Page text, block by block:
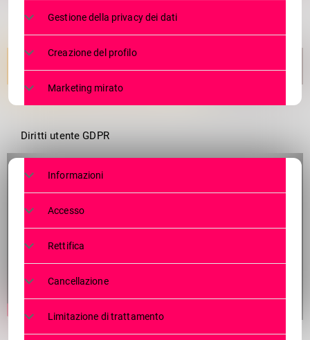
Gestione della privacy dei dati
Creazione del profilo
Marketing mirato
Diritti utente GDPR
Informazioni
Accesso
Rettifica
Cancellazione
Limitazione di trattamento